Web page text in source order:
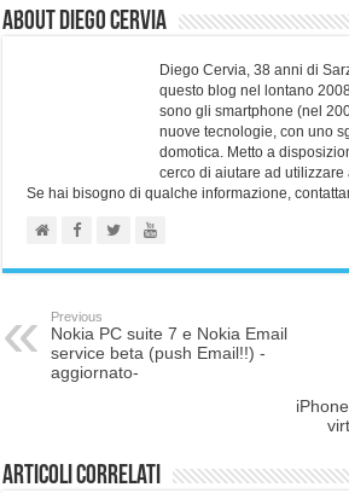
About Diego Cervia
Diego Cervia, 38 anni di
questo blog nel lontano
sono gli smartphone (nel
nuove tecnologie, con uno
domotica. Metto a
cerco di aiutare ad
Se hai bisogno di qualche informazione,
Previous
Nokia PC suite 7 e Nokia Email
service beta (push Email!!) -
aggiornato-
Articoli correlati